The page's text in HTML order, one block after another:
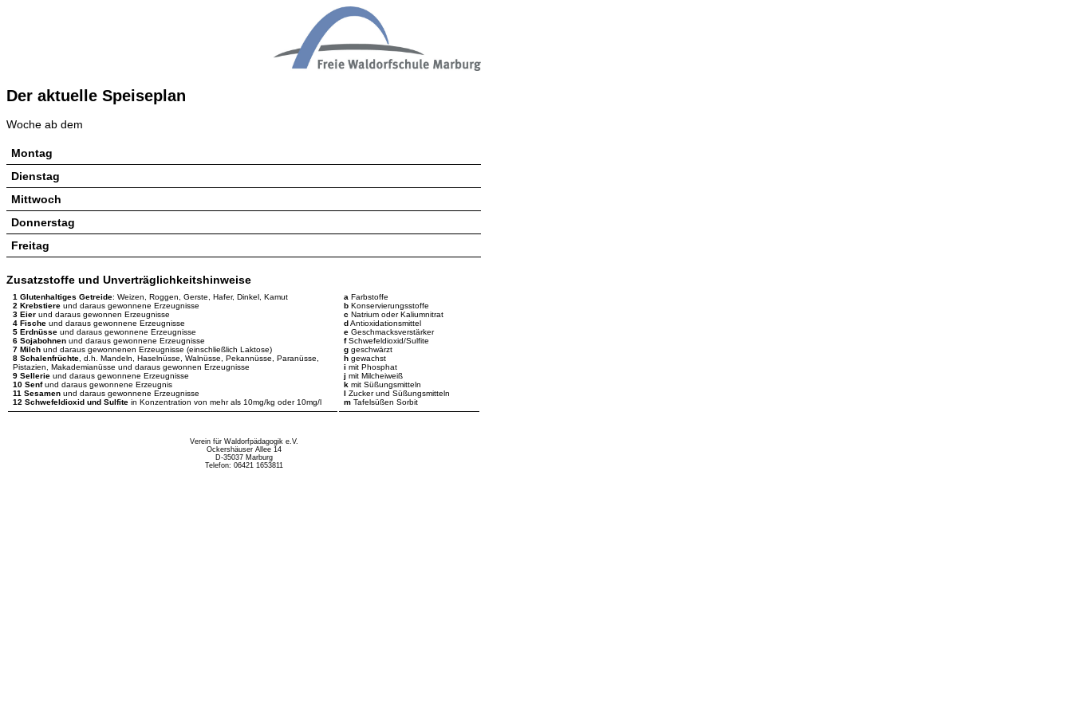
Der aktuelle Speiseplan
Woche ab dem
Montag
Dienstag
Mittwoch
Donnerstag
Freitag
Zusatzstoffe und Unverträglichkeitshinweise
1 Glutenhaltiges Getreide: Weizen, Roggen, Gerste, Hafer, Dinkel, Kamut
2 Krebstiere und daraus gewonnene Erzeugnisse
3 Eier und daraus gewonnen Erzeugnisse
4 Fische und daraus gewonnene Erzeugnisse
5 Erdnüsse und daraus gewonnene Erzeugnisse
6 Sojabohnen und daraus gewonnene Erzeugnisse
7 Milch und daraus gewonnenen Erzeugnisse (einschließlich Laktose)
8 Schalenfrüchte, d.h. Mandeln, Haselnüsse, Walnüsse, Pekannüsse, Paranüsse,
Pistazien, Makademianüsse und daraus gewonnen Erzeugnisse
9 Sellerie und daraus gewonnene Erzeugnisse
10 Senfund daraus gewonnene Erzeugnis
11 Sesamen und daraus gewonnene Erzeugnisse
12 Schwefeldioxid und Sulfite in Konzentration von mehr als 10mg/kg oder 10mg/l
a Farbstoffe
b Konservierungsstoffe
c Natrium oder Kaliumnitrat
d Antioxidationsmittel
e Geschmacksverstärker
fSchwefeldioxid/Sulfite
g geschwärzt
h gewachst
i mit Phosphat
j mit Milcheiweiß
k mit Süßungsmitteln
Zucker und Süßungsmitteln
m Tafelsüßen Sorbit
Verein für Waldorfpädagogik e.V.
Ockershäuser Allee 14
D-35037 Marburg
Telefon: 06421 1653811